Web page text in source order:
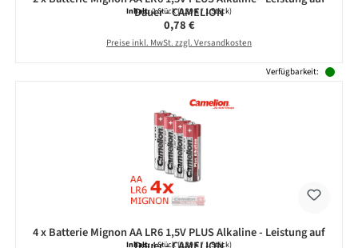
Dauer - CAMELION
Inhalt:2 Stück(0,39 € / 1 Stück)
Regulärer Preis:
0,78 €
Preise inkl. MwSt. zzgl. Versandkosten
Verfügbarkeit:
4 x Batterie Mignon AA LR6 1,5V PLUS Alkaline - Leistung auf
Inhalt:4 Stück(0,39 € / 1 Stück)